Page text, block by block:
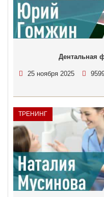
Дентальная
25 ноября 2025
ТРЕНИНГ